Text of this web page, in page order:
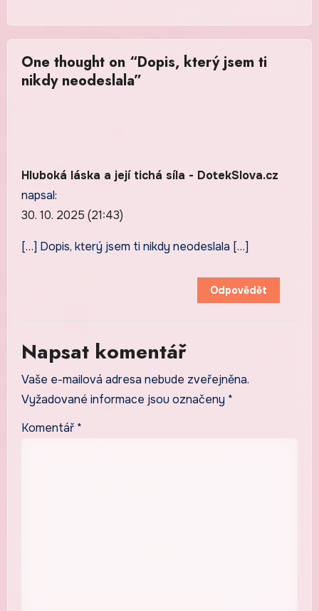
One thought on “Dopis, který jsem ti
nikdy neodeslala”
Hluboká láska a její tichá síla - DotekSlova.cz
napsal:
30. 10. 2025 (21:43)
[…] Dopis, který jsem ti nikdy neodeslala […]
Odpovědět
Napsat komentář
Vaše e-mailová adresa nebude zveřejněna.
Vyžadované informace jsou označeny *
Komentář *